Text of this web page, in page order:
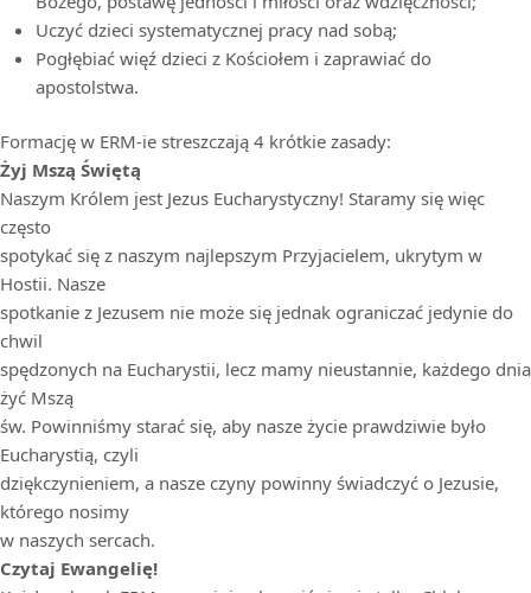
Uczyć dzieci systematycznej pracy nad sobą;
Pogłębiać więź dzieci z Kościołem i zaprawiać do
apostolstwa.
Formację w ERM-ie streszczają 4 krótkie zasady:
Żyj Mszą Świętą
Naszym Królem jest Jezus Eucharystyczny! Staramy się więc
często
spotykać się z naszym najlepszym Przyjacielem, ukrytym w
Hostii. Nasze
spotkanie z Jezusem nie może się jednak ograniczać jedynie do
chwil
spędzonych na Eucharystii, lecz mamy nieustannie, każdego dnia
żyć Mszą
św. Powinniśmy starać się, aby nasze życie prawdziwie było
Eucharystią, czyli
dziękczynieniem, a nasze czyny powinny świadczyć o Jezusie,
którego nosimy
w naszych sercach.
Czytaj Ewangelię!